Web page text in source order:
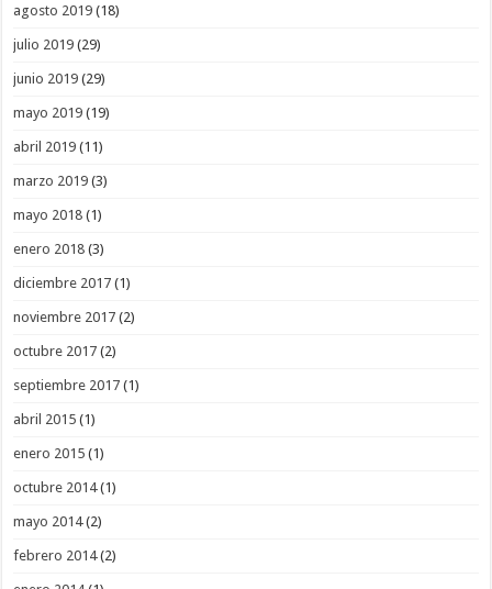
agosto 2019 (18)
julio 2019 (29)
junio 2019 (29)
mayo 2019 (19)
abril 2019 (11)
marzo 2019 (3)
mayo 2018 (1)
enero 2018 (3)
diciembre 2017 (1)
noviembre 2017 (2)
octubre 2017 (2)
septiembre 2017 (1)
abril 2015 (1)
enero 2015 (1)
octubre 2014(1)
mayo 2014(2)
febrero 2014(2)